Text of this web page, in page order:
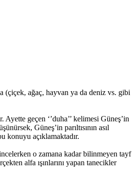
(çiçek, ağaç, hayvan ya da deniz vs. gibi
geçen ‘’duha’’ kelimesi Güneş’in
Güneş’in parıltısının asıl
konuyu açıklamaktadır.
o zamana kadar bilinmeyen tayf
alfa ışınlarını yapan tanecikler